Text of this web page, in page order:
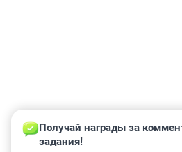
Получай награды за
задания!